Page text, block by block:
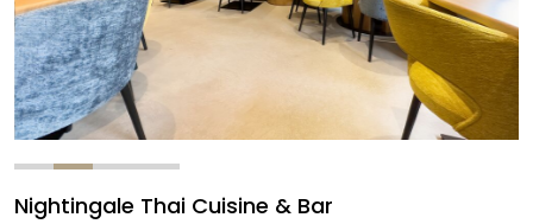
Nightingale Thai Cuisine & Bar